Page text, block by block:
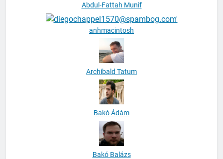
Abdul-Fattah Munif
anhmacintosh
Archibald Tatum
Bakó Ádám
Bakó Balázs